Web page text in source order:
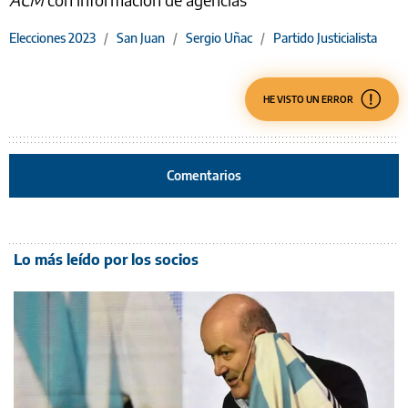
Elecciones 2023 / San Juan / Sergio Uñac / Partido Justicialista
HE VISTO UN ERROR
Comentarios
Lo más leído por los socios